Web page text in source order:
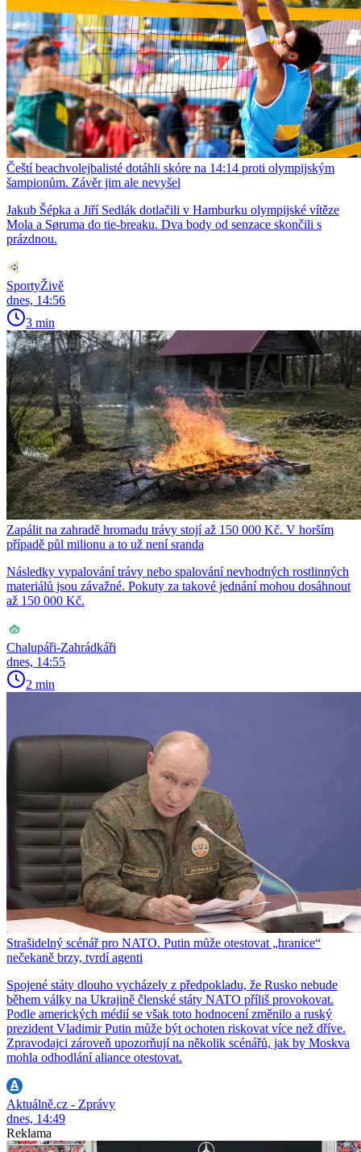
Čeští beachvolejbalisté dotáhli skóre na 14:14 proti olympijským
šampionům. Závěr jim ale nevyšel
Jakub Šépka a Jiří Sedlák dotlačili v Hamburku olympijské vítěze
Mola a Søruma do tie-breaku. Dva body od senzace skončili s
prázdnou.
SportyŽivě
dnes, 14:56
3 min
Zapálit na zahradě hromadu trávy stojí až 150 000 Kč. V horším
případě půl milionu a to už není sranda
Následky vypalování trávy nebo spalování nevhodných rostlinných
materiálů jsou závažné. Pokuty za takové jednání mohou dosáhnout
až 150 000 Kč.
Chalupáři-Zahrádkáři
dnes, 14:55
2 min
Strašidelný scénář pro NATO. Putin může otestovat „hranice“
nečekaně brzy, tvrdí agenti
Spojené státy dlouho vycházely z předpokladu, že Rusko nebude
během války na Ukrajině členské státy NATO příliš provokovat.
Podle amerických médií se však toto hodnocení změnilo a ruský
prezident Vladimir Putin může být ochoten riskovat více než dříve.
Zpravodajci zároveň upozorňují na několik scénářů, jak by Moskva
mohla odhodlání aliance otestovat.
Aktuálně.cz - Zprávy
dnes, 14:49
Reklama